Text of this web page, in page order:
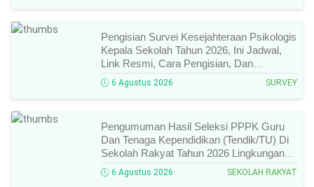
Pengisian Survei Kesejahteraan Psikologis
Kepala Sekolah Tahun 2026, Ini Jadwal,
Link Resmi, Cara Pengisian, Dan
Ketentuan Lengkapnya!
6 Agustus 2026 SURVEY
Pengumuman Hasil Seleksi PPPK Guru
Dan Tenaga Kependidikan (Tendik/TU) Di
Sekolah Rakyat Tahun 2026 Lingkungan
Kementerian Sosial RI, Ini Daftar Nama
Peserta Yang Lolos!
6 Agustus 2026 SEKOLAH RAKYAT